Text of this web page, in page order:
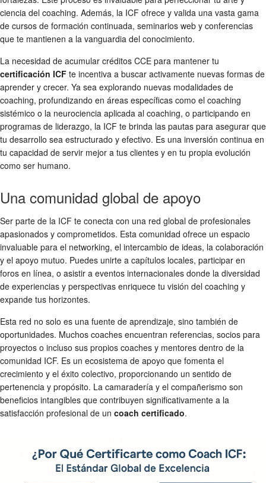
ciencia del coaching. Además, la ICF ofrece y valida una vasta gama
de cursos de formación continuada, seminarios web y conferencias
que te mantienen a la vanguardia del conocimiento.
La necesidad de acumular créditos CCE para mantener tu
certificación ICF te incentiva a buscar activamente nuevas formas de
aprender y crecer. Ya sea explorando nuevas modalidades de
coaching, profundizando en áreas específicas como el coaching
sistémico o la neurociencia aplicada al coaching, o participando en
programas de liderazgo, la ICF te brinda las pautas para asegurar que
tu desarrollo sea estructurado y efectivo. Es una inversión continua en
tu capacidad de servir mejor a tus clientes y en tu propia evolución
como ser humano.
Una comunidad global de apoyo
Ser parte de la ICF te conecta con una red global de profesionales
apasionados y comprometidos. Esta comunidad ofrece un espacio
invaluable para el networking, el intercambio de ideas, la colaboración
y el apoyo mutuo. Puedes unirte a capítulos locales, participar en
foros en línea, o asistir a eventos internacionales donde la diversidad
de experiencias y perspectivas enriquece tu visión del coaching y
expande tus horizontes.
Esta red no solo es una fuente de aprendizaje, sino también de
oportunidades. Muchos coaches encuentran referencias, socios para
proyectos o incluso sus propios coaches y mentores dentro de la
comunidad ICF. Es un ecosistema de apoyo que fomenta el
crecimiento y el éxito colectivo, proporcionando un sentido de
pertenencia y propósito. La camaradería y el compañerismo son
beneficios intangibles que contribuyen significativamente a la
satisfacción profesional de un coach certificado.